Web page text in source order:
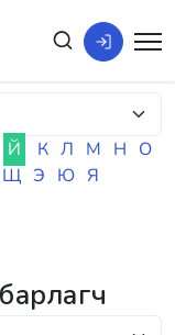
Й К Л М Н О
Щ Э Ю Я